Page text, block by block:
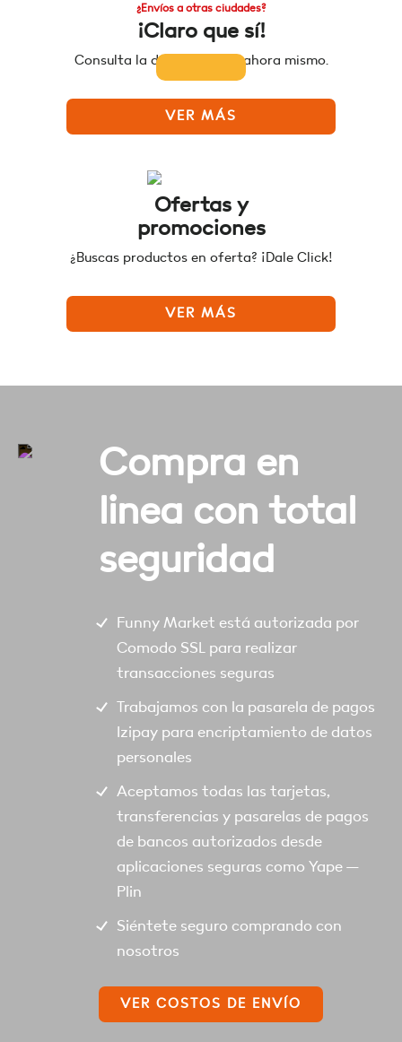
¿Envíos a otras ciudades?
¡Claro que sí!
Consulta la disponibilidad ahora mismo.
VER MÁS
Ofertas y
promociones
¿Buscas productos en oferta? ¡Dale Click!
VER MÁS
Compra en
linea con total
seguridad
Funny Market está autorizada por
Comodo SSL para realizar
transacciones seguras
Trabajamos con la pasarela de pagos
Izipay para encriptamiento de datos
personales
Aceptamos todas las tarjetas,
transferencias y pasarelas de pagos
de bancos autorizados desde
aplicaciones seguras como Yape –
Plin
Siéntete seguro comprando con
nosotros
VER COSTOS DE ENVÍO